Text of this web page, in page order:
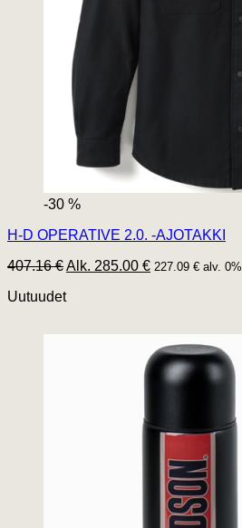
-30 %
H-D OPERATIVE 2.0. -AJOTAKKI
407.16 €Alk. 285.00 € 227.09 € alv. 0%
Uutuudet